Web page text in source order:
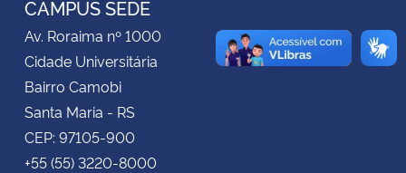
Secretaria-Geral
Secretaria de Governo
Gabinete de Segurança Institucional
CAMPUS SEDE
Av. Roraima nº 1000
Cidade Universitária
Bairro Camobi
Santa Maria - RS
CEP: 97105-900
+55 (55) 3220-8000